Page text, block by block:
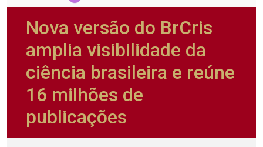
Nova versão do BrCris
amplia visibilidade da
ciência brasileira e reúne
16 milhões de
publicações